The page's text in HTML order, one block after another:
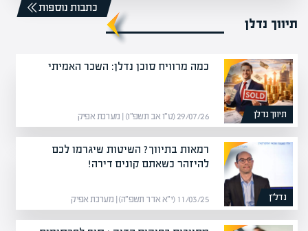
תיווך נדלן
כתבות נוספות
תיווך נדלן
כמה מרוויח סוכן נדלן: השכר האמיתי
29/07/26 (ט״ו אב תשפ״ו) | מערכת אפיק
נדל”ן
רמאות בתיווך? השיטות שיגרמו לכם
להיזהר כשאתם קונים דירה!
11/03/25 (י״א אדר תשפ״ה) | מערכת אפיק